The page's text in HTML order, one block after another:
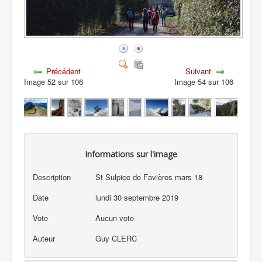
Précédent
Image 52 sur 106
Suivant
Image 54 sur 106
Informations sur l'image
Description
St Sulpice de Favières mars 18
Date
lundi 30 septembre 2019
Vote
Aucun vote
Auteur
Guy CLERC